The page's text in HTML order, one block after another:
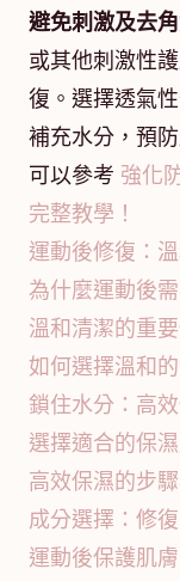
避免刺激及去角
或其他刺激性
復。選擇透氣
補充水分，預
可以參考 強化
完整教學！
運動後修復：
為什麼運動後
溫和清潔的重
如何選擇溫和
鎖住水分：高
選擇適合的保
高效保濕的步
成分選擇：修
運動後保護肌